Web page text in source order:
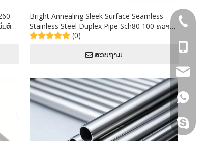
ທໍ່ທໍ່
Bright Annealing Sleek Surface Seamless
Stainless Steel Duplex Pipe Sch80 100 ຄວາມ
ຫນາຂອງການຜະລິດຂະບວນການອະເນກປະສົງທີ່
(0)
ສອບຖາມ
+86-
+86